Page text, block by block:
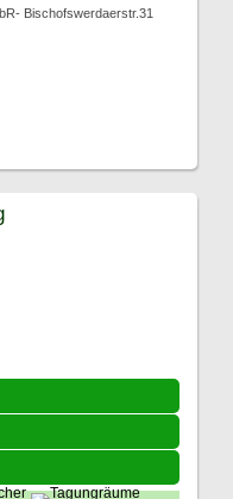
Bischofswerdaerstr.31